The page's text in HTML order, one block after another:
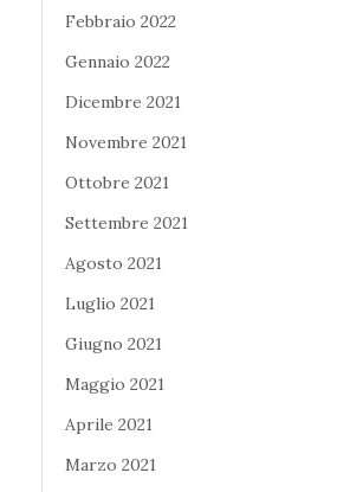
Febbraio 2022
Gennaio 2022
Dicembre 2021
Novembre 2021
Ottobre 2021
Settembre 2021
Agosto 2021
Luglio 2021
Giugno 2021
Maggio 2021
Aprile 2021
Marzo 2021